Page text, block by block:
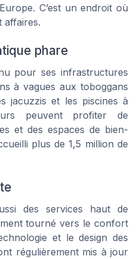
C’est un endroit où
affaires.
phare
pour ses infrastructures
à vagues aux toboggans
jacuzzis et les piscines à
peuvent profiter de
et des espaces de bien-
plus de 1,5 million de
des services haut de
tourné vers le confort
et le design des
régulièrement mis à jour